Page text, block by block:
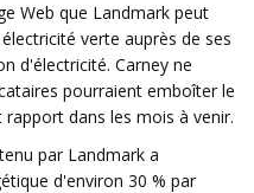
Web que Landmark peut
verte auprès de ses
d'électricité. Carney ne
pourraient emboîter le
dans les mois à venir.
par Landmark a
d'environ 30 % par